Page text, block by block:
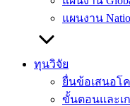
แผนงาน
ทุนวิจัย
ยื่นข้อเสนอโ
ขั้นตอนและ